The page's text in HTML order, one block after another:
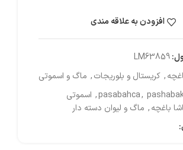
افزودن به علاقه مندی
LM63859
, کریستال و بلوریجات, ماگ و اسموتی
pasabahca,
, اسموتی
باغچه, ماگ و لیوان دسته دار